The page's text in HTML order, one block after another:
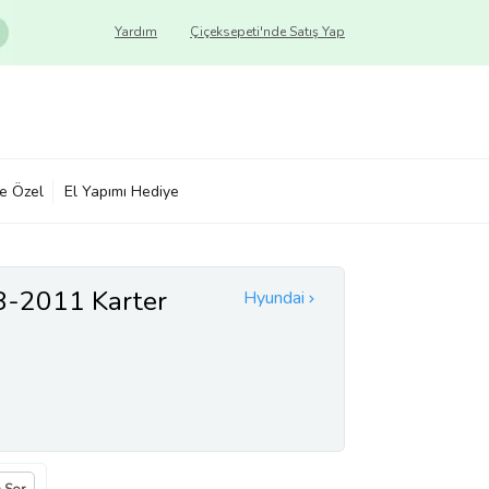
Çiçeksepeti'nde Satış Yap
Yardım
Özel El Yapımı Hediye
Hyundai
2011 Karter